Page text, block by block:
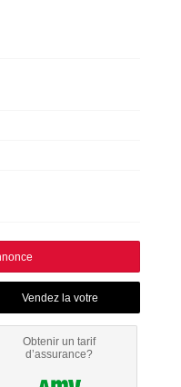
Obtenir un tarif
d’assurance?